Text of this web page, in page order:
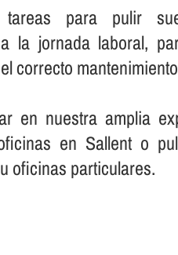
tareas para pulir
la jornada laboral,
correcto
en nuestra amplia
en Sallent o
oficinas particulares.